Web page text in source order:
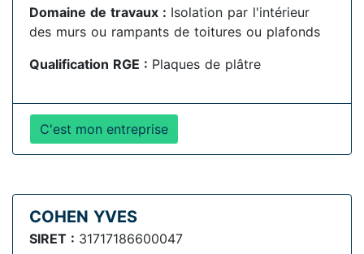
Domaine de travaux : Isolation par l'intérieur
des murs ou rampants de toitures ou plafonds
Qualification RGE : Plaques de plâtre
C'est mon entreprise
COHEN YVES
SIRET : 31717186600047